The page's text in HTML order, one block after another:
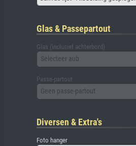
Glas & Passepartout
Glas (inclusief achterbord)
Selecteer aub
Passe-partout
Geen passe-partout
Diversen & Extra's
Foto hanger